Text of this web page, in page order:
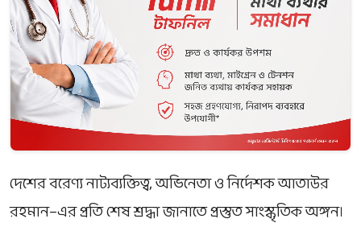
দেশের বরেণ্য নাট্যব্যক্তিত্ব, অভিনেতা ও নির্দেশকআতাউর
রহমান–এর প্রতি শেষ শ্রদ্ধা জানাতে প্রস্তুত সাংস্কৃতিক অঙ্গন।